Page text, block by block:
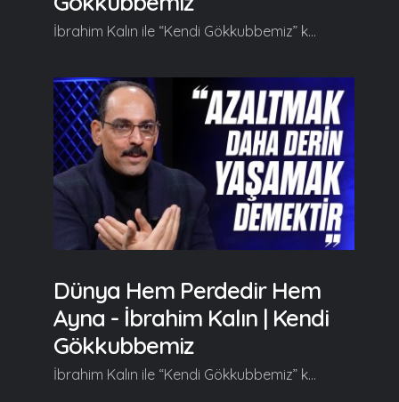
İbrahim Kalın ile “Kendi Gökkubbemiz” kendine has üslubuyla farklı ufuklara yelken açtırmaya kaldığı yerden devam ediyor. Her hafta farklı konulara değinerek izleyicilerine yeni fikir kapıları aralayan İbrahim Kalın bu bölümde "Aşk" kavramı üzerinde duruyor. Kendi Gökkubbemiz'in yeni bölümde başlıca şunlar konuşuldu; Serdar Tuncer: Hocam hoş geldiniz, safa getirdiniz. Efendim hem ümmet-i muhammed hem MyMecra çalışanlarının ekserisi diyorlar ki: "Hocam bu kadar geldi gitti ve onunla bir defa bile aşka dair konuşmadınız. Aşk deyince İbrahim Kalın'ın gönlüne neler gelir, biz onu merak ederiz." diyorlar. Elçiye zeval olmaz. İbrahim Kalın: Belki bunun en iyi cevabını İbn Arabî Hazretleri vermiş. "İlâhî Aşk" kitabında aşkın üç türünden bahseder ama bunları ayırmaz kesin kategorilerle birbirinden. Tabî aşktan bahseder. Bir anlamda eşyanın birbirini cezbetmesidir bu. İkincisi insânî aşktır. İnsanın insana duyduğu ve insanın diğer varlıklara duyduğu aşk, bağlanma duygusu. Üçüncüsü de ilâhî aşktır. Bütün bunların üzerinde hepsinin kaynağı, membaı olan aşktan bahseder. Devamı videomuzda... Gelin, Beraber Yürüyelim...
Dünya Hem Perdedir Hem
Ayna - İbrahim Kalın | Kendi
Gökkubbemiz
İbrahim Kalın ile “Kendi Gökkubbemiz” kendine has üslubuyla farklı ufuklara yelken açtırmaya kaldığı yerden devam ediyor. Her hafta farklı konulara değinerek izleyicilerine yeni fikir kapıları aralayan İbrahim Kalın bu bölümde "dünyadadır ama dünyadan değildir" sözü üzerinde duruyor. Kendi Gökkubbemiz'in yeni bölümde başlıca şunlar konuşuldu; Serdar Tuncer: Hocam hoş geldiniz, safa getirdiniz. Dünyanın meselelerini iki bölümdür çözmeye çalışıyoruz ama bir de insanın meseleleri var ona dair bir şey soracağım. Programların birinde demiştiniz ki yoklukla imtihanı verdik ama varlık imtihanını verebiliyor muyuz emin değilim dediniz. Dışarıda ayartıcı bir dünya var... Daha güzeline sahip ol, daha iyisini al, sen hepsine layıksın, araban şu olsun, evin böyle olsun filan diyor... Müslümanca duruş... Mesela Nuri Pakdil abi anti kapitalist diye kendisini tarif ederdi. Biraz bunu ihtiva ediyor sanki... İnsan ne yapar da buraya gelir? Ne yaparsak eşyaya, dünyaya, maddeye karşı müslümanca bir duruş sergilemiş olabiliriz? İbrahim Kalın: Meşhur bir söz vardır biliyorsunuz arifler söylemiştir sufiler için; dünyadadır ama dünyadan değildir. Dünyada olup dünyadan olmamak... Dünyalı olmamak önemli. Dünyada olduğumuzu unutmadan bizim serüvenimiz burada, bizim imtihan dünyamız burada. bize bu kadar nimetin ikramı yapıldığı yer burası bunları göz ardı etmeyelim çünkü dünya dediğimiz şeyde metafizik anlamda aynı anda hem Cenab-ı Hakk'a bir ayna tutan hem de onu perdeleyen bir hakikattir. Ona ayna tutar çünkü onun tecellisidir. Her baktığımız, gördüğümüz şey onun yaratıcı iradesinin neticesinde ortaya çıkmıştır ve onlardan hareketle biz yaratıcıya gideriz, o bağ zaten içimizde varsa o bağı kuvvetlendiririz. Ama dünya aynı zamanda bir perdedir... Devamı videoda... Gelin, Beraber Yürüyelim...